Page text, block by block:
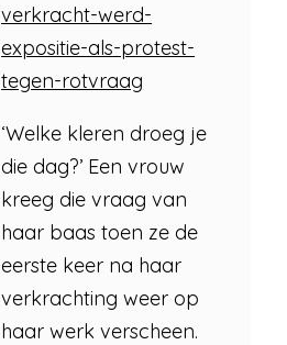
verkracht-werd-
expositie-als-protest-
tegen-rotvraag
‘Welke kleren droeg je
die dag?’ Een vrouw
kreeg die vraag van
haar baas toen ze de
eerste keer na haar
verkrachting weer op
haar werk verscheen.